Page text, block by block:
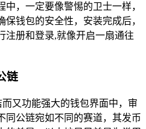
，一定要像警惕的卫士一样，
钱包的安全性，安装完成后，
注册和登录,就像开启一扇通往
链
又功能强大的钱包界面中，审
同公链宛如不同的赛道，其发币